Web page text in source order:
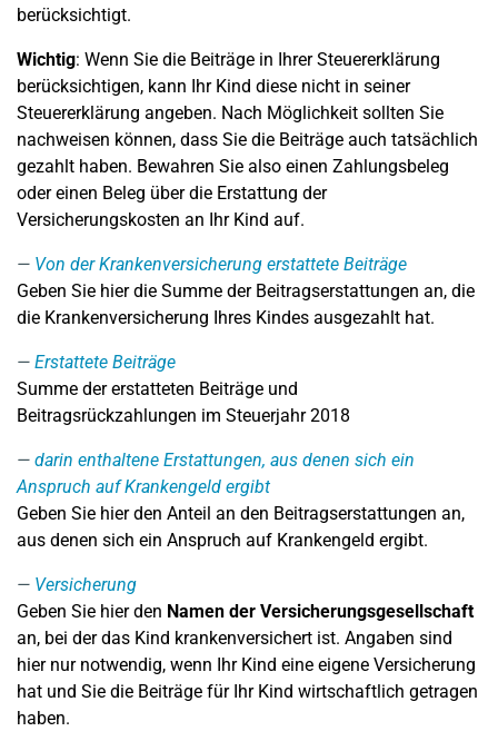
berücksichtigt.
Wichtig: Wenn Sie die Beiträge in Ihrer Steuererklärung
berücksichtigen, kann Ihr Kind diese nicht in seiner
Steuererklärung angeben. Nach Möglichkeit sollten Sie
nachweisen können, dass Sie die Beiträge auch tatsächlich
gezahlt haben. Bewahren Sie also einen Zahlungsbeleg
oder einen Beleg über die Erstattung der
Versicherungskosten an Ihr Kind auf.
Von der Krankenversicherung erstattete Beiträge
Geben Sie hier die Summe der Beitragserstattungen an, die
die Krankenversicherung Ihres Kindes ausgezahlt hat.
Erstattete Beiträge
Summe der erstatteten Beiträge und
Beitragsrückzahlungen im Steuerjahr 2018
darin enthaltene Erstattungen, aus denen sich ein
Anspruch auf Krankengeld ergibt
Geben Sie hier den Anteil an den Beitragserstattungen an,
aus denen sich ein Anspruch auf Krankengeld ergibt.
Versicherung
Geben Sie hier den Namen der Versicherungsgesellschaft
an, bei der das Kind krankenversichert ist. Angaben sind
hier nur notwendig, wenn Ihr Kind eine eigene Versicherung
hat und Sie die Beiträge für Ihr Kind wirtschaftlich getragen
haben.